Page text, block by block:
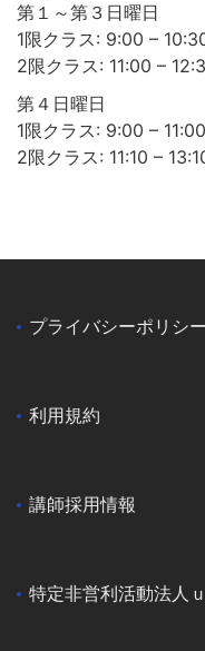
第１～第３日曜日
1限クラス: 9:00 –
2限クラス: 11:00 –
第４日曜日
1限クラス: 9:00 – 11:00
2限クラス: 11:10 –
プライバシーポリシー
利用規約
講師採用情報
特定非営利活動法人